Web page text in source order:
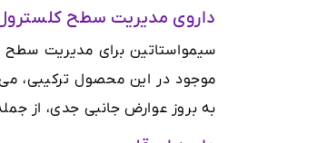
داروی مدیریت سطح
سیمواستاتین برای مدیریت سطح
موجود در این محصول ترکیبی،
به بروز عوارض جانبی جدی، از